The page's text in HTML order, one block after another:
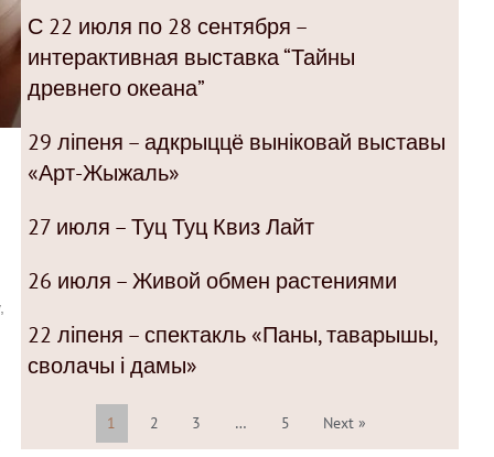
С 22 июля по 28 сентября –
интерактивная выставка “Тайны
древнего океана”
29 ліпеня – адкрыццё выніковай выставы
«Арт-Жыжаль»
27 июля – Туц Туц Квиз Лайт
26 июля – Живой обмен растениями
22 ліпеня – спектакль «Паны, таварышы,
сволачы і дамы»
1 2 3 … 5 Next »